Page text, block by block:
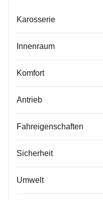
Karosserie
Innenraum
Komfort
Antrieb
Fahreigenschaften
Sicherheit
Umwelt